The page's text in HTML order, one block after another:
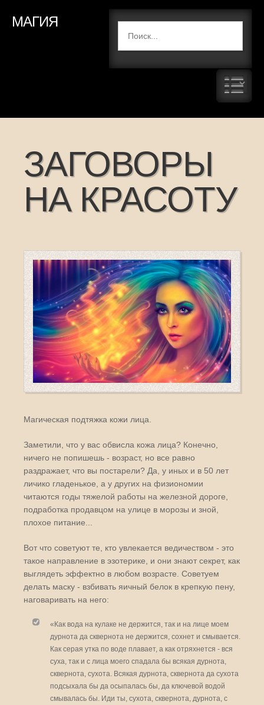
МАГИЯ
ЗАГОВОРЫ
НА КРАСОТУ
Магическая подтяжка кожи лица.
Заметили, что у вас обвисла кожа лица? Конечно,
ничего не попишешь - возраст, но все равно
раздражает, что вы постарели? Да, у иных и в 50 лет
личико гладенькое, а у других на физиономии
читаются годы тяжелой работы на железной дороге,
подработка продавцом на улице в морозы и зной,
плохое питание...
Вот что советуют те, кто увлекается ведичеством - это
такое направление в эзотерике, и они знают секрет, как
выглядеть эффектно в любом возрасте. Советуем
делать маску - взбивать яичный белок в крепкую пену,
наговаривать на него:
«Как вода на кулаке не держится, так и на лице моем
дурнота да сквернота не держится, сохнет и смывается.
Как серая утка по воде плавает, а как отряхнется - вся
суха, так и с лица моего спадала бы всякая дурнота,
сквернота, сухота. Всякая дурнота, сквернота да сухота
подсыхала бы да осыпалась бы, да ключевой водой
смывалась бы. Иди ты, сухота, сквернота, дурнота, с